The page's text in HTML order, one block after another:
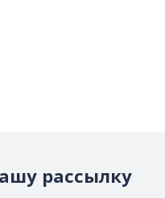
рассылку